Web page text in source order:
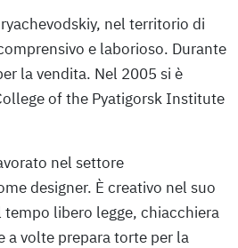
nel territorio di
e laborioso. Durante
la vendita. Nel 2005 si è
of the Pyatigorsk Institute
nel settore
designer. È creativo nel suo
libero legge, chiacchiera
a volte prepara torte per la